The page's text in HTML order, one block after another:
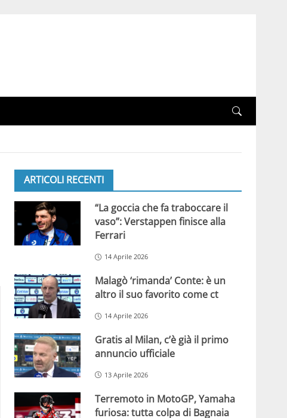
ARTICOLI RECENTI
“La goccia che fa traboccare il
vaso”: Verstappen finisce alla
Ferrari
14 Aprile 2026
Malagò ‘rimanda’ Conte: è un
altro il suo favorito come ct
14 Aprile 2026
Gratis al Milan, c’è già il primo
annuncio ufficiale
13 Aprile 2026
Terremoto in MotoGP, Yamaha
furiosa: tutta colpa di Bagnaia